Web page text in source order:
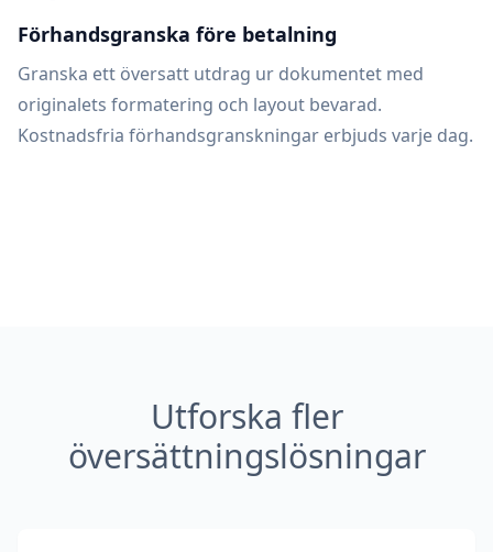
Förhandsgranska före betalning
Granska ett översatt utdrag ur dokumentet med
originalets formatering och layout bevarad.
Kostnadsfria förhandsgranskningar erbjuds varje dag.
Utforska fler
översättningslösningar